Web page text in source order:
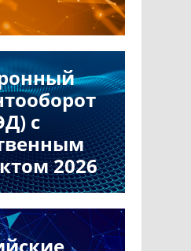
с
2026